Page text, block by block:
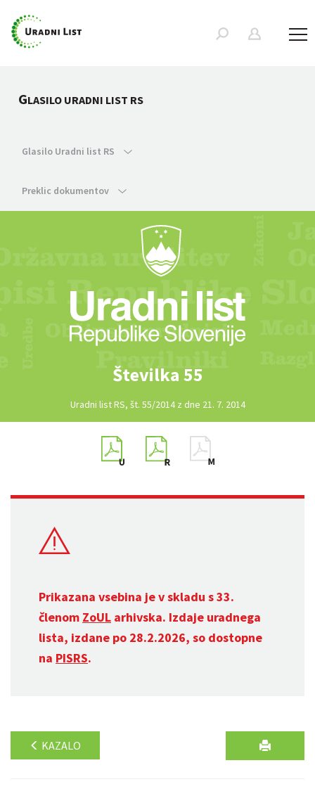
GLASILO URADNI LIST RS
Glasilo Uradni list RS
Preklic dokumentov
Številka 55
Uradni list RS, št. 55/2014 z dne 21. 7. 2014
Prikazana vsebina je v skladu s 33.
členom ZoUL arhivska. Izdaje uradnega
lista, izdane po 28.2.2026, so dostopne
na PISRS.
KAZALO